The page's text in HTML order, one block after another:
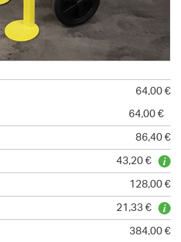
64,00 €
64,00 €
86,40 €
43,20 €
128,00 €
21,33 €
384,00 €